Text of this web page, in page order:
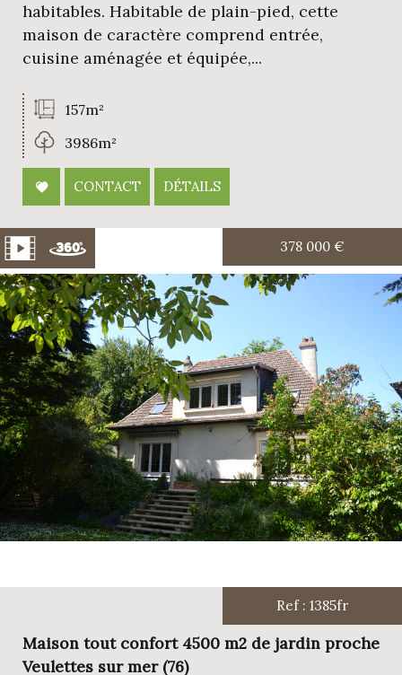
habitables. Habitable de plain-pied, cette
maison de caractère comprend entrée,
cuisine aménagée et équipée,...
157m²
3986m²
CONTACT DÉTAILS
378 000 €
Ref : 1385fr
Maison tout confort 4500 m2 de jardin proche
Veulettes sur mer (76)